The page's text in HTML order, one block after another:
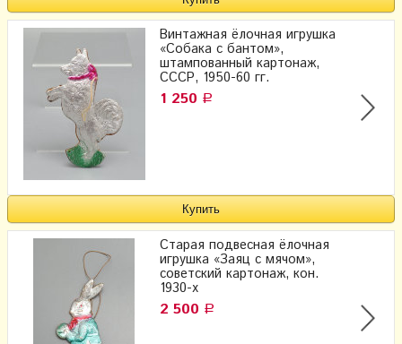
Винтажная ёлочная игрушка
«Собака с бантом»,
штампованный картонаж,
СССР, 1950-60 гг.
1 250 Р
Старая подвесная ёлочная
игрушка «Заяц с мячом»,
советский картонаж, кон.
1930-х
2 500 Р